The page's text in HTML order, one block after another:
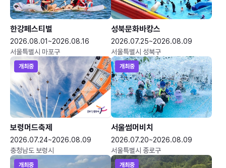
한강페스티벌
2026.08.01~2026.08.16
서울특별시 마포구
성북문화바캉스
2026.07.25~2026.08.09
서울특별시 성북구
개최중
보령머드축제
2026.07.24~2026.08.09
충청남도 보령시
개최중
서울썸머비치
2026.07.20~2026.08.09
서울특별시 종로구
개최중 개최중